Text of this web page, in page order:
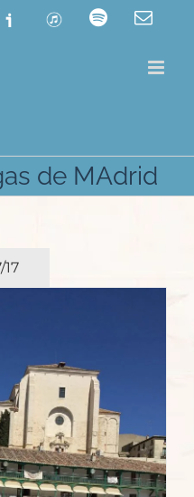
Ivoox ITunes Spotify
de MAdrid
17